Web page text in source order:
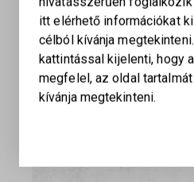
BAIKAL MARGOLIN MUM
SPORTPISZTOLY
itt elérhető információkat
célból kívánja
kattintással kijelenti, hogy
megfelel, az oldal
kívánja megtekinteni.